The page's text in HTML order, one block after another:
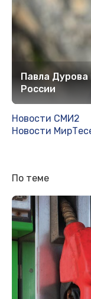
Павла Дурова
России
Новости СМИ2
Новости
По теме